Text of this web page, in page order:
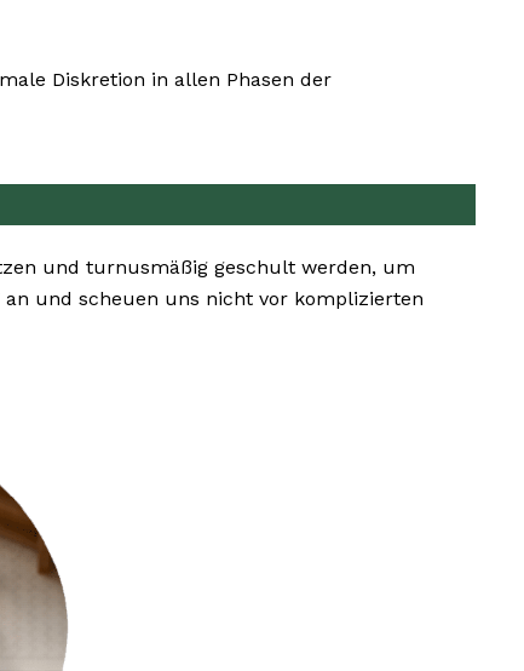
Diskretion in allen Phasen der
und turnusmäßig geschult werden, um
und scheuen uns nicht vor komplizierten